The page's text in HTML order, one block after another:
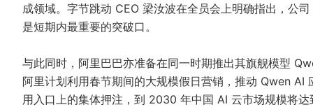
成领域。字节跳动 CEO 梁汝波在全员会上明确指出，公
是短期内最重要的突破口。
与此同时，阿里巴巴亦准备在同一时期推出其旗舰模型
阿里计划利用春节期间的大规模假日营销，推动 Qwen
用入口上的集体押注，到 2030 年中国 AI 云市场规模将